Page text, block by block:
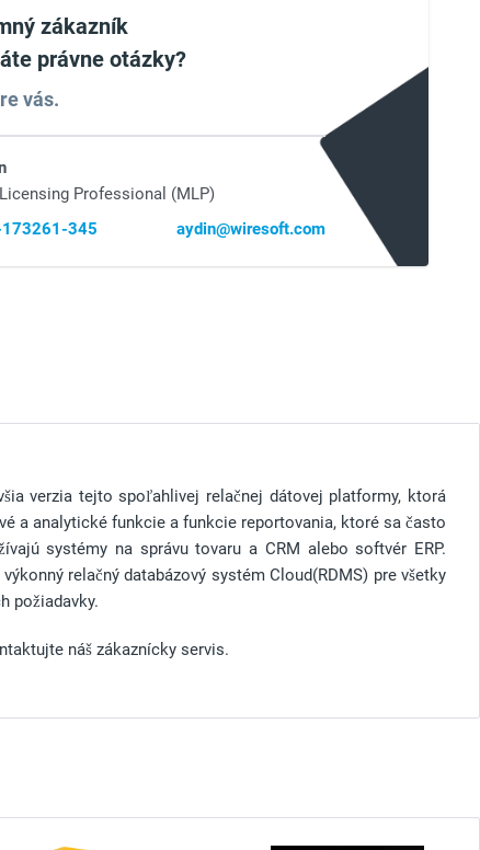
zákazník
právne otázky?
vás.
Professional (MLP)
345
aydin@wiresoft.com
verzia tejto spoľahlivej relačnej dátovej platformy, ktorá
a analytické funkcie a funkcie reportovania, ktoré sa často
systémy na správu tovaru a CRM alebo softvér ERP.
relačný databázový systém Cloud(RDMS) pre všetky
požiadavky.
náš zákaznícky servis.